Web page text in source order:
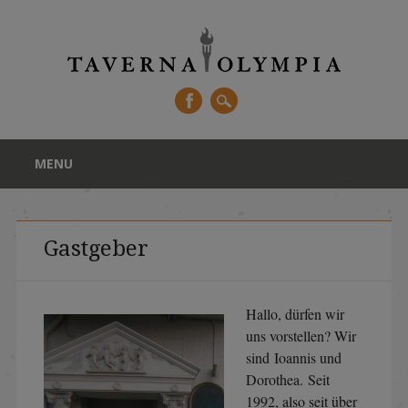
Main menu
content
MENU
Gastgeber
Hallo, dürfen wir
uns vorstellen? Wir
sind Ioannis und
Dorothea. Seit
1992, also seit über